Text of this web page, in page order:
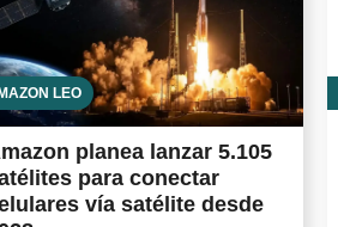
LEO
planea lanzar 5.105
para conectar
vía satélite desde